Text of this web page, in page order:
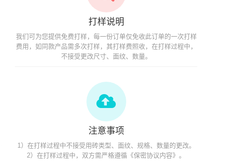
打样说明
我们可为您提供免费打样，每一份订单仅免收此订单的一次打样
费用，如同款产品需多次打样，其打样费照收，在打样过程中，
不接受更改尺寸、面纹、数量。
注意事项
1）在打样过程中不接受用砖类型、面纹、规格、数量的更改。
2）在打样过程中，双方需严格遵循《保密协议内容》。